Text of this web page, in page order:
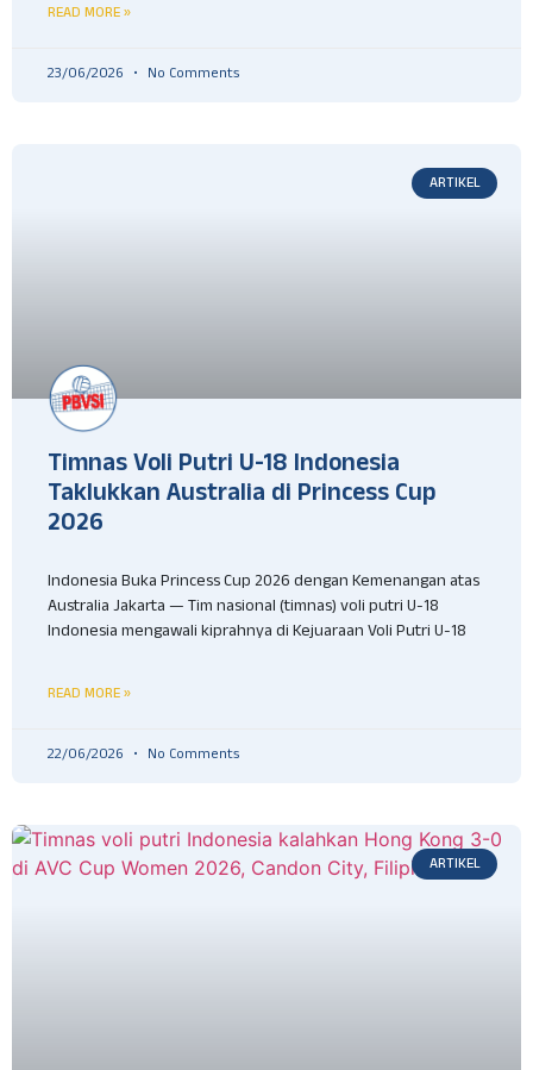
READ MORE »
23/06/2026 No Comments
ARTIKEL
Timnas Voli Putri U-18 Indonesia
Taklukkan Australia di Princess Cup
2026
Indonesia Buka Princess Cup 2026 dengan Kemenangan atas
Australia Jakarta — Tim nasional (timnas) voli putri U-18
Indonesia mengawali kiprahnya di Kejuaraan Voli Putri U-18
READ MORE »
22/06/2026 No Comments
ARTIKEL